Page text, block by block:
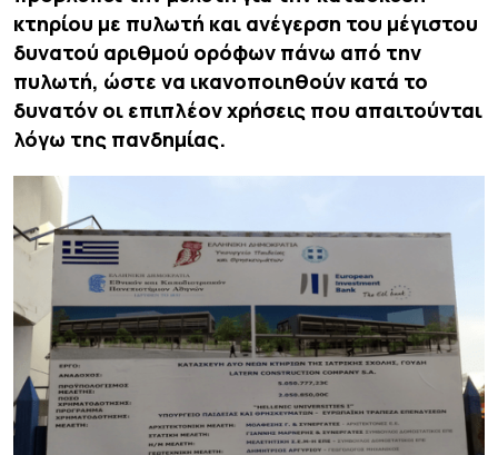
κτηρίου με πυλωτή και ανέγερση του μέγιστου
δυνατού αριθμού ορόφων πάνω από την
πυλωτή, ώστε να ικανοποιηθούν κατά το
δυνατόν οι επιπλέον χρήσεις που απαιτούνται
λόγω της πανδημίας.